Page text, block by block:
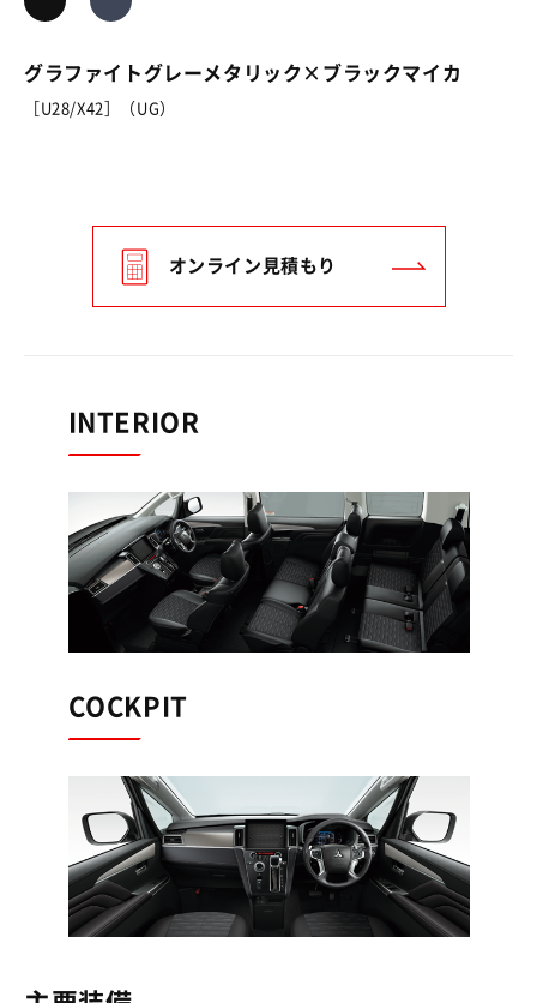
グラファイトグレーメタリック×ブラックマイカ
［U28/X42］（UG）
オンライン見積もり
INTERIOR
COCKPIT